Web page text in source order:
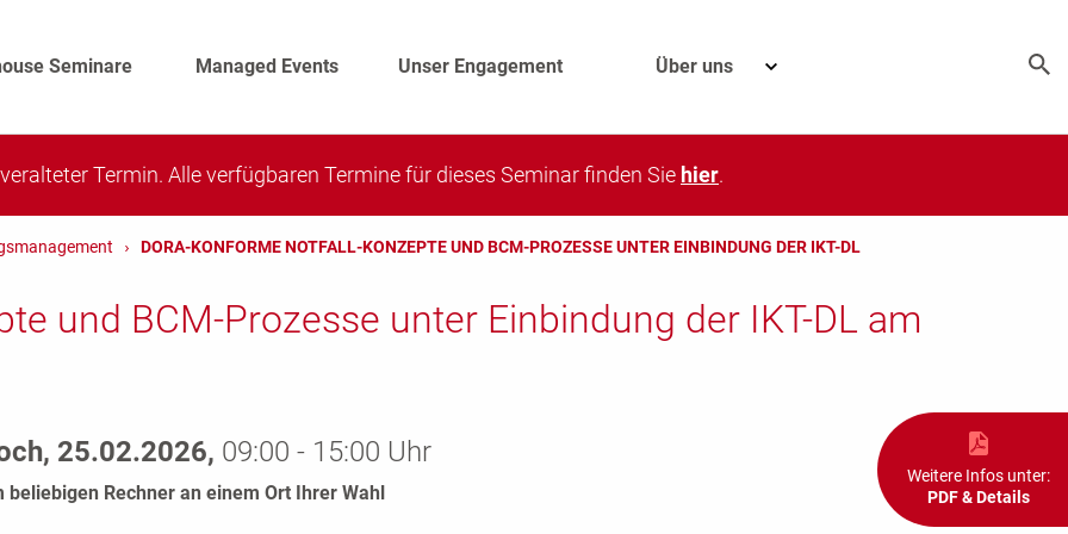
Seminare Managed Events Unser Engagement Über uns
Weitere Infos unter:
PDF & Details
Termin. Alle verfügbaren Termine für dieses Seminar finden Sie hier.
DORA-KONFORME NOTFALL-KONZEPTE UND BCM-PROZESSE UNTER EINBINDUNG DER IKT-DL
und BCM-Prozesse unter Einbindung der IKT-DL am
25.02.2026, 09:00 - 15:00 Uhr
beliebigen Rechner an einem Ort Ihrer Wahl